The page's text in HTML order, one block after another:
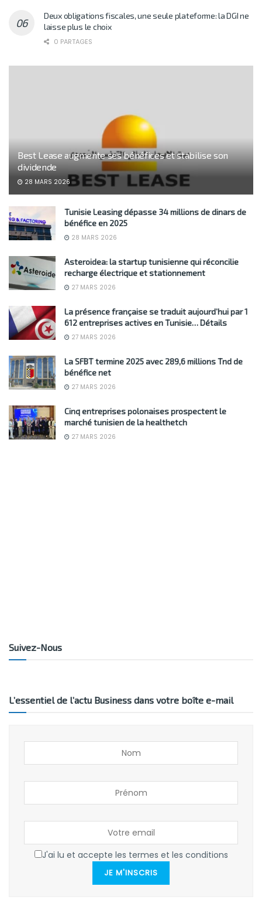
Deux obligations fiscales, une seule plateforme: la DGI ne
laisse plus le choix
0 PARTAGES
Best Lease augmente ses bénéfices et stabilise son
dividende
28 MARS 2026
Tunisie Leasing dépasse 34 millions de dinars de
bénéfice en 2025
28 MARS 2026
Asteroidea: la startup tunisienne qui réconcilie
recharge électrique et stationnement
27 MARS 2026
La présence française se traduit aujourd’hui par 1
612 entreprises actives en Tunisie… Détails
27 MARS 2026
La SFBT termine 2025 avec 289,6 millions Tnd de
bénéfice net
27 MARS 2026
Cinq entreprises polonaises prospectent le
marché tunisien de la healthetch
27 MARS 2026
Suivez-Nous
L’essentiel de l’actu Business dans votre boîte e-mail
J'ai lu et accepte les termes et les conditions
JE M'INSCRIS